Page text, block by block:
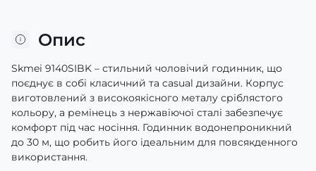
Опис
Skmei 9140SIBK – стильний чоловічий годинник, що
поєднує в собі класичний та casual дизайни. Корпус
виготовлений з високоякісного металу сріблястого
кольору, а ремінець з нержавіючої сталі забезпечує
комфорт під час носіння. Годинник водонепроникний
до 30 м, що робить його ідеальним для повсякденного
використання.